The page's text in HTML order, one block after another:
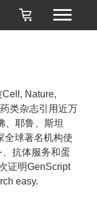
Nature,
类杂志引用近万
、耶鲁、斯坦
全球著名机构使
抗体服务和蛋
证明GenScript
easy.